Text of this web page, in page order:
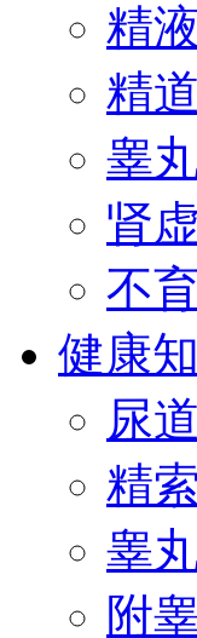
精
精
睾
肾虚
不
健康
尿
精
睾
附